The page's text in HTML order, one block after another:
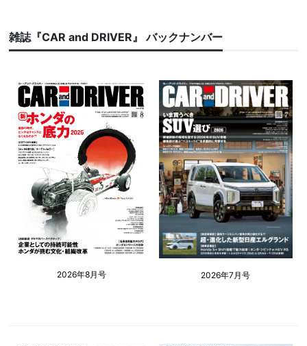
雑誌『CAR and DRIVER』 バックナンバー
2026年8月号 2026年7月号